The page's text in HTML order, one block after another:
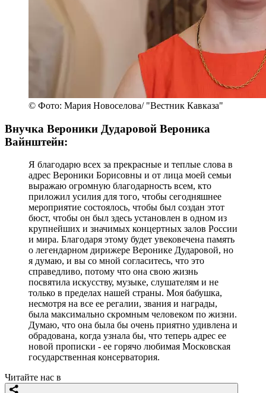
© Фото: Мария Новоселова/ "Вестник Кавказа"
Внучка Вероники Дударовой Вероника
Вайнштейн:
Я благодарю всех за прекрасные и теплые слова в
адрес Вероники Борисовны и от лица моей семьи
выражаю огромную благодарность всем, кто
приложил усилия для того, чтобы сегодняшнее
мероприятие состоялось, чтобы был создан этот
бюст, чтобы он был здесь установлен в одном из
крупнейших и значимых концертных залов России
и мира. Благодаря этому будет увековечена память
о легендарном дирижере Веронике Дударовой, но
я думаю, и вы со мной согласитесь, что это
справедливо, потому что она свою жизнь
посвятила искусству, музыке, слушателям и не
только в пределах нашей страны. Моя бабушка,
несмотря на все ее регалии, звания и награды,
была максимально скромным человеком по жизни.
Думаю, что она была бы очень приятно удивлена и
обрадована, когда узнала бы, что теперь адрес ее
новой прописки - ее горячо любимая Московская
государственная консерватория.
Читайте нас в